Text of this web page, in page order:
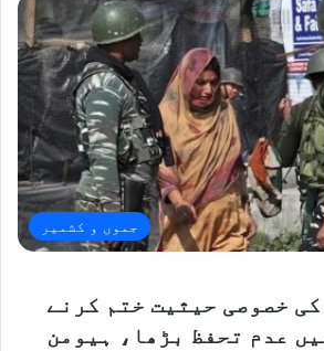
جموں و کشمیر
خصوصی حیثیت ختم کرنے
عدم تحفظ بڑھا، ہیومن